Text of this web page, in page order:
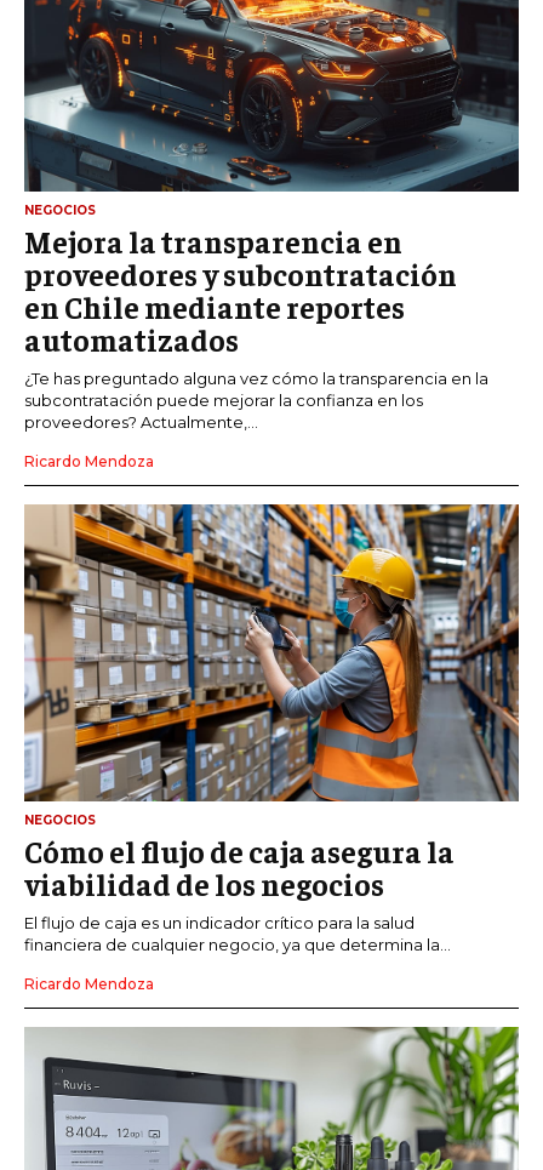
NEGOCIOS
Mejora la transparencia en
proveedores y subcontratación
en Chile mediante reportes
automatizados
¿Te has preguntado alguna vez cómo la transparencia en la
subcontratación puede mejorar la confianza en los
proveedores? Actualmente,...
Ricardo Mendoza
NEGOCIOS
Cómo el flujo de caja asegura la
viabilidad de los negocios
El flujo de caja es un indicador crítico para la salud
financiera de cualquier negocio, ya que determina la...
Ricardo Mendoza